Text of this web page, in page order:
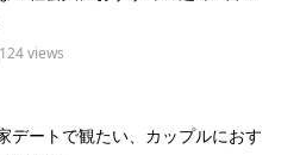
views
デートで観たい、カップルにおす